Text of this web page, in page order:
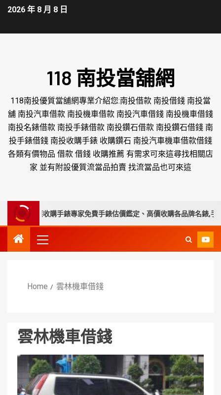
2026 年 8 月 8 日
118 南投當舖網
118南投優質當舖網專業介紹您:南投借款 南投借錢 南投當
舖 南投汽車借款 南投機車借款 南投汽車借錢 南投機車借錢
南投名錶借款 南投手錶借款 南投鑽石借款 南投鑽石借錢 南
投手錶借錢 南投收購手錶 收購鑽石 南投汽車機車借款借錢
各類有價物品 借款 借錢 收購推薦 有需求可來這尋找相關店
家 並有附設優質流當品拍賣 找流當品也可來這
苗栗收購手錶專家免費手錶估價鑑定、高價收購各品牌名錶,手錶要賣
Home 雲林機車借錢
雲林機車借錢